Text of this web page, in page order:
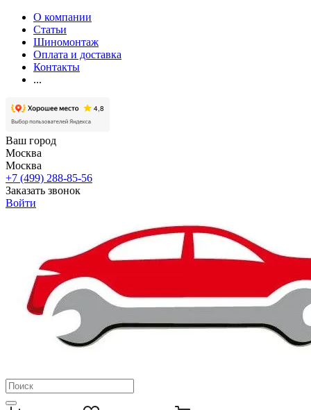
О компании
Статьи
Шиномонтаж
Оплата и доставка
Контакты
...
Ваш город
Москва
Москва
+7 (499) 288-85-56
Заказать звонок
Войти